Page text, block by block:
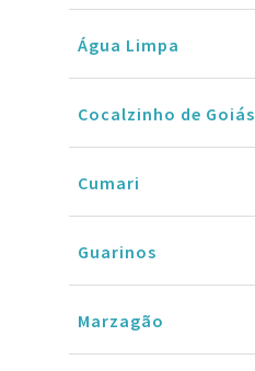
Água Limpa
Cocalzinho de Goiás
Cumari
Guarinos
Marzagão